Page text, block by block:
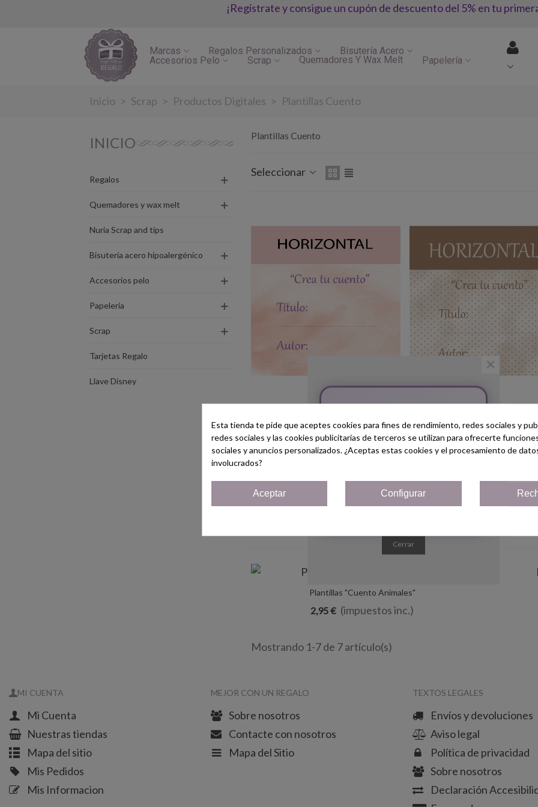
¡Regístrate y consigue un cupón de descuento del 5% en tu
Marcas Regalos Personalizados
Bisutería Acero
Accesorios Pelo
Scrap Quemadores Y Wax Melt Papelería
Inicio > Scrap > Productos Digitales > Plantillas Cuento
INICIO
Regalos
Quemadores y wax melt
Nuria Scrap and tips
Bisutería acero hipoalergénico
Accesorios pelo
Papelería
Scrap
Tarjetas Regalo
Llave Disney
Plantillas Cuento
Seleccionar
2,95 € (impuestos inc.)
Encantado"
2,95 € (impuestos inc.)
Plantillas "Cuento Futbol"
Añadir Al Carrito
Plantillas "Cuento Animales"
2,95 € (impuestos inc.)
Mostrando 1-7 de 7 artículo(s)
MI CUENTA
Mi Cuenta
Nuestras tiendas
Mapa del sitio
Mis Pedidos
Mis Informacion
MEJOR CON UN REGALO
Sobre nosotros
Contacte con nosotros
Mapa del Sitio
TEXTOS LEGALES
Envíos y devoluciones
Aviso legal
Política de privacidad
Sobre nosotros
Declaración
Regístrate hoy y consigue un
Cupón¡5% de descuento!
Cerrar
×
Esta tienda te pide que aceptes cookies para fines de rendimiento, redes sociales y
redes sociales y las cookies publicitarias de terceros se utilizan para ofrecerte
sociales y anuncios personalizados. ¿Aceptas estas cookies y el procesamiento de
involucrados?
Aceptar Configurar